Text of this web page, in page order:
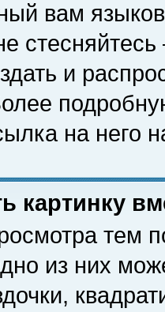
вам
и
на него
картинку
тем
из них